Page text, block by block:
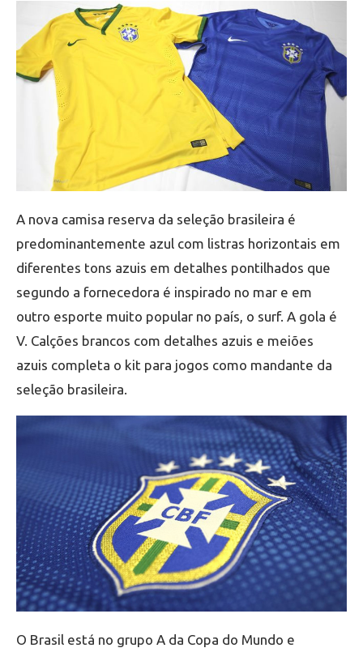
A nova camisa reserva da seleção brasileira é
predominantemente azul com listras horizontais em
diferentes tons azuis em detalhes pontilhados que
segundo a fornecedora é inspirado no mar e em
outro esporte muito popular no país, o surf. A gola é
V. Calções brancos com detalhes azuis e meiões
azuis completa o kit para jogos como mandante da
seleção brasileira.
O Brasil está no grupo A da Copa do Mundo e